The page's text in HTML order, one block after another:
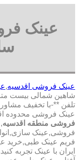
عینک
عینک فروشی اقدسیه,
تلفن **-با تخفیف
عینک فروشی محدوده
فروشی منطقه اقدسیه
فروشی,عینک
فریم عینک طبی,خرید
ایران با عینک تجربه